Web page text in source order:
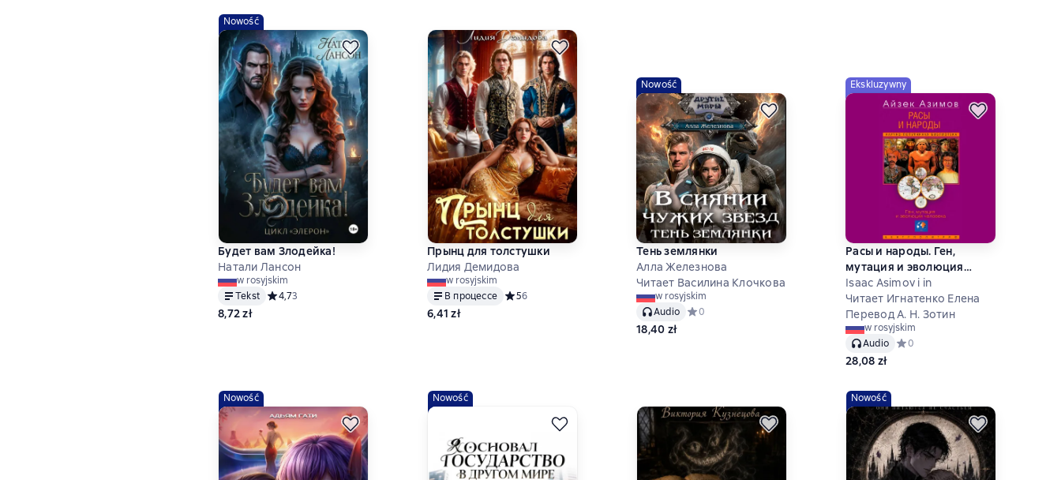
Nowość
Будет вам Злодейка!
Натали Лансон
w rosyjskim
Tekst
Средний рейтинг 4,7 на основе 3 оценок
4,73
8,72 zł
Прынц для толстушки
Лидия Демидова
w rosyjskim
В процессе
Средний рейтинг 5 на основе 6 оценок
56
6,41 zł
Nowość
Тень землянки
Алла Железнова
Читает Василина Клочкова
w rosyjskim
Audio
Средний рейтинг 0 на основе 0 оценок
0
18,40 zł
Ekskluzywny
Расы и народы. Ген,
мутация и эволюция
человека
Isaac Asimov i in
Читает Игнатенко Елена
Перевод А. Н. Зотин
w rosyjskim
Audio
Средний рейтинг 0 на основе 0
0
28,08 zł
Nowość Nowość Nowość